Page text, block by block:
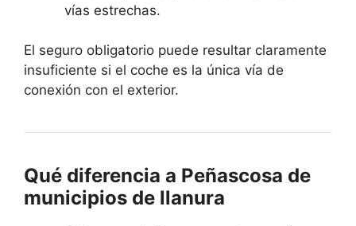
vías estrechas.
El seguro obligatorio puede resultar claramente
insuficiente si el coche es la única vía de
conexión con el exterior.
Qué diferencia a Peñascosa de
municipios de llanura